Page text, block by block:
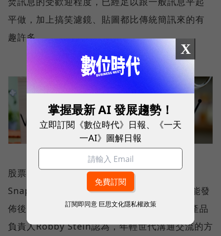
平做，加上搞笑濾鏡、貼圖都比傳統簡訊來的有
趣許多。
股票市場似乎也發現Instagram Direct對
Snapchat來說是很嚴重的威脅，在Direct功能發
佈後，Snap股價下跌了2.79%；Instagram產品
負責人Robby Stein認為，年輕世代溝通交流的方
X
掌握最新 AI 發展趨勢！
立即訂閱《數位時代》日報、《一天
一AI》圖解日報
訂閱即同意 巨思文化隱私權政策